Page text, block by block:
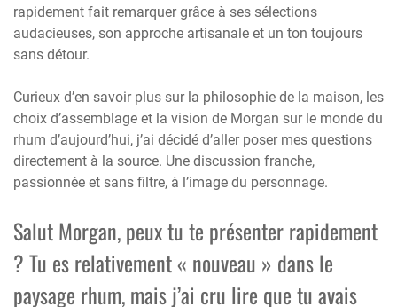
rapidement fait remarquer grâce à ses sélections
audacieuses, son approche artisanale et un ton toujours
sans détour.
Curieux d’en savoir plus sur la philosophie de la maison, les
choix d’assemblage et la vision de Morgan sur le monde du
rhum d’aujourd’hui, j’ai décidé d’aller poser mes questions
directement à la source. Une discussion franche,
passionnée et sans filtre, à l’image du personnage.
Salut Morgan, peux tu te présenter rapidement
? Tu es relativement « nouveau » dans le
paysage rhum, mais j’ai cru lire que tu avais